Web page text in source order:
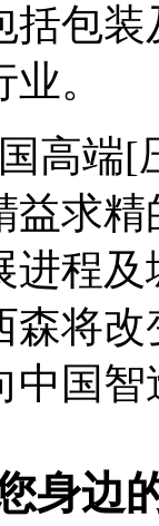
括包
。
高端[
益求
进程
森将
中国智
身边